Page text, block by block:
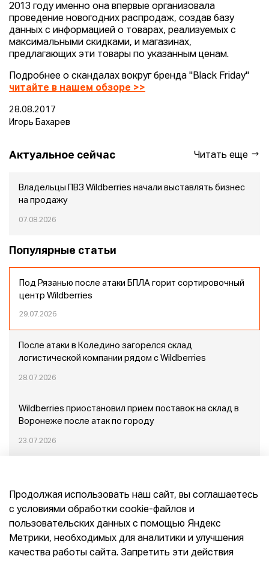
2013 году именно она впервые организовала
проведение новогодних распродаж, создав базу
данных с информацией о товарах, реализуемых с
максимальными скидками, и магазинах,
предлагающих эти товары по указанным ценам.
Подробнее о скандалах вокруг бренда "Black Friday"
читайте в нашем обзоре >>
28.08.2017
Игорь Бахарев
Актуальное сейчас Читать еще
Владельцы ПВЗ Wildberries начали выставлять бизнес
на продажу
07.08.2026
Популярные статьи
Под Рязанью после атаки БПЛА горит сортировочный
центр Wildberries
29.07.2026
После атаки в Коледино загорелся склад
логистической компании рядом с Wildberries
28.07.2026
Wildberries приостановил прием поставок на склад в
Воронеже после атак по городу
23.07.2026
Конец эпохи маркетплейсов: прогнозы сооснователя
Mr.Doors Максима Валецкого
Продолжая использовать наш сайт, вы соглашаетесь
с условиями обработки cookie-файлов и
пользовательских данных с помощью Яндекс
Метрики, необходимых для аналитики и улучшения
качества работы сайта. Запретить эти действия